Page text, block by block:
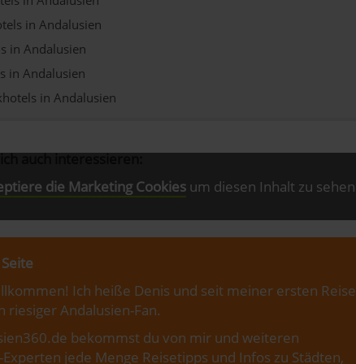
in Andalusien
in Andalusien
in Andalusien
in Andalusien
auch interessieren:
die Marketing Cookies um diesen Inhalt zu sehen
Ich heiße Denis und seit meiner ersten Reise
riesiger Andalusien-Fan.
bekommst du von mir und weiteren
jede Menge Reisetipps und Infos zu Städten,